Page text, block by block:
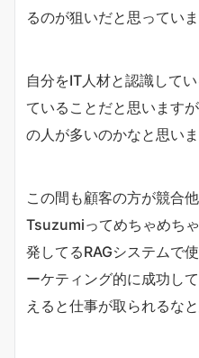
るのが狙いだと思っていま
自分をIT人材と認識して
ていることだと思います
の人が多いのかなと思いま
この間も顧客の方が競合
Tsuzumiってめちゃめち
発してるRAGシステムで
ーケティング的に成功し
えると仕事が取られるな